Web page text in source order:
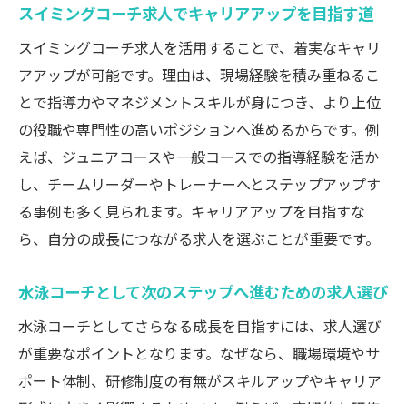
スイミングコーチ求人でキャリアアップを目指す道
スイミングコーチ求人を活用することで、着実なキャリ
アアップが可能です。理由は、現場経験を積み重ねるこ
とで指導力やマネジメントスキルが身につき、より上位
の役職や専門性の高いポジションへ進めるからです。例
えば、ジュニアコースや一般コースでの指導経験を活か
し、チームリーダーやトレーナーへとステップアップす
る事例も多く見られます。キャリアアップを目指すな
ら、自分の成長につながる求人を選ぶことが重要です。
水泳コーチとして次のステップへ進むための求人選び
水泳コーチとしてさらなる成長を目指すには、求人選び
が重要なポイントとなります。なぜなら、職場環境やサ
ポート体制、研修制度の有無がスキルアップやキャリア